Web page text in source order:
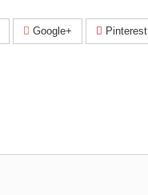
Google+ Pinterest